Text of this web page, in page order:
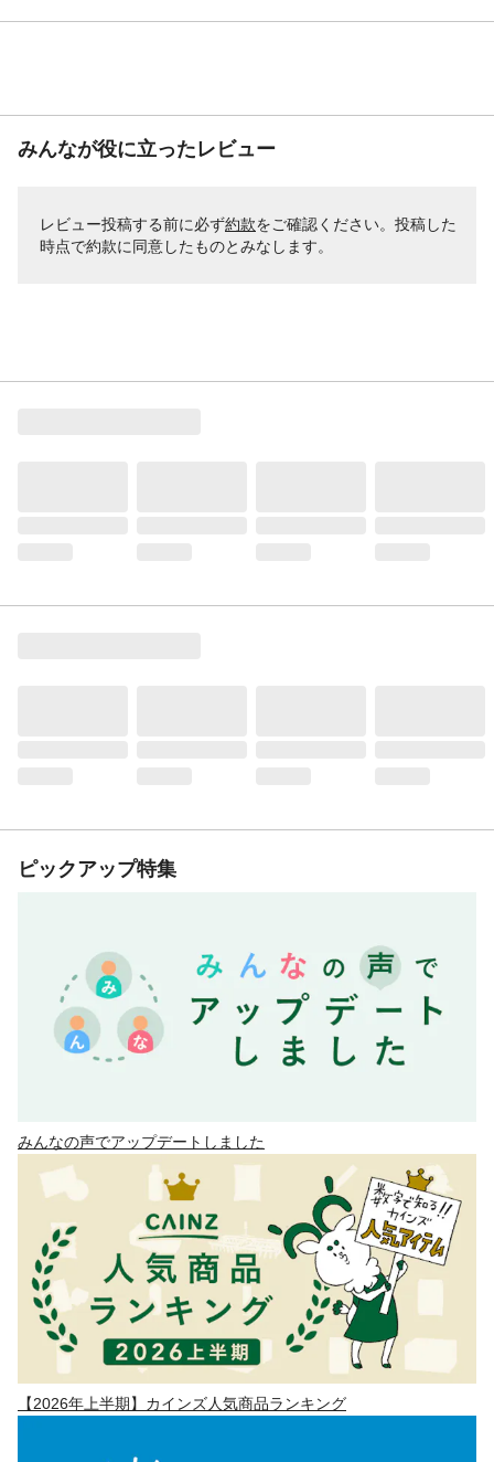
みんなが役に立ったレビュー
レビュー投稿する前に必ず約款をご確認ください。投稿した
時点で約款に同意したものとみなします。
ピックアップ特集
みんなの声でアップデートしました
【2026年上半期】カインズ人気商品ランキング